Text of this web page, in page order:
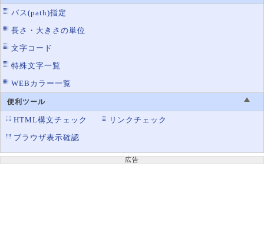
パス(path)指定
長さ・大きさの単位
文字コード
特殊文字一覧
WEBカラー一覧
便利ツール
HTML構文チェック
リンクチェック
ブラウザ表示確認
広告